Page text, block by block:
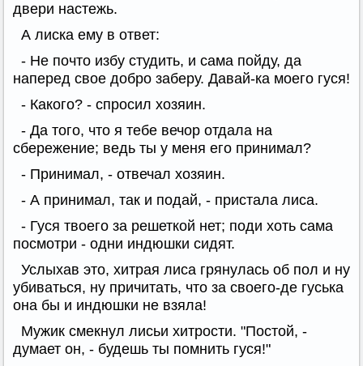
двери настежь.
А лиска ему в ответ:
- Не почто избу студить, и сама пойду, да
наперед свое добро заберу. Давай-ка моего гуся!
- Какого? - спросил хозяин.
- Да того, что я тебе вечор отдала на
сбережение; ведь ты у меня его принимал?
- Принимал, - отвечал хозяин.
- А принимал, так и подай, - пристала лиса.
- Гуся твоего за решеткой нет; поди хоть сама
посмотри - одни индюшки сидят.
Услыхав это, хитрая лиса грянулась об пол и ну
убиваться, ну причитать, что за своего-де гуська
она бы и индюшки не взяла!
Мужик смекнул лисьи хитрости. "Постой, -
думает он, - будешь ты помнить гуся!"